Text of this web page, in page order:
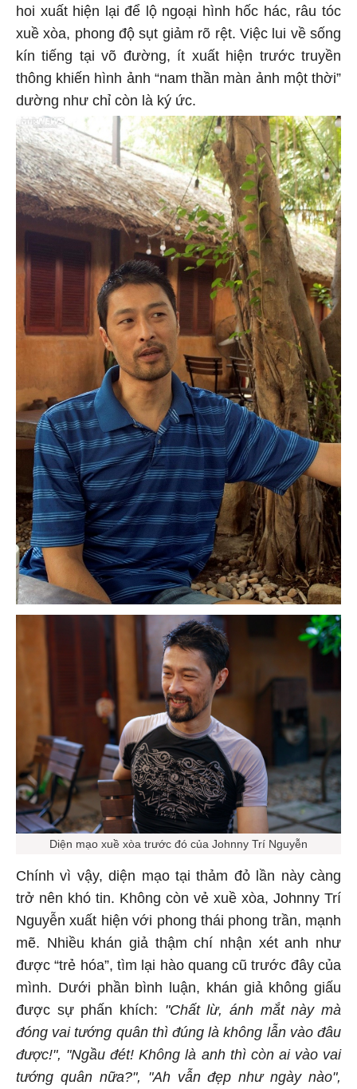
hoi xuất hiện lại để lộ ngoại hình hốc hác, râu tóc
xuề xòa, phong độ sụt giảm rõ rệt. Việc lui về sống
kín tiếng tại võ đường, ít xuất hiện trước truyền
thông khiến hình ảnh “nam thần màn ảnh một thời”
dường như chỉ còn là ký ức.
Diện mạo xuề xòa trước đó của Johnny Trí Nguyễn
Chính vì vậy, diện mạo tại thảm đỏ lần này càng
trở nên khó tin. Không còn vẻ xuề xòa, Johnny Trí
Nguyễn xuất hiện với phong thái phong trần, mạnh
mẽ. Nhiều khán giả thậm chí nhận xét anh như
được “trẻ hóa”, tìm lại hào quang cũ trước đây của
mình. Dưới phần bình luận, khán giả không giấu
được sự phấn khích: "Chất lừ, ánh mắt này mà
đóng vai tướng quân thì đúng là không lẫn vào đâu
được!", "Ngầu đét! Không là anh thì còn ai vào vai
tướng quân nữa?", "Ah vẫn đẹp như ngày nào",